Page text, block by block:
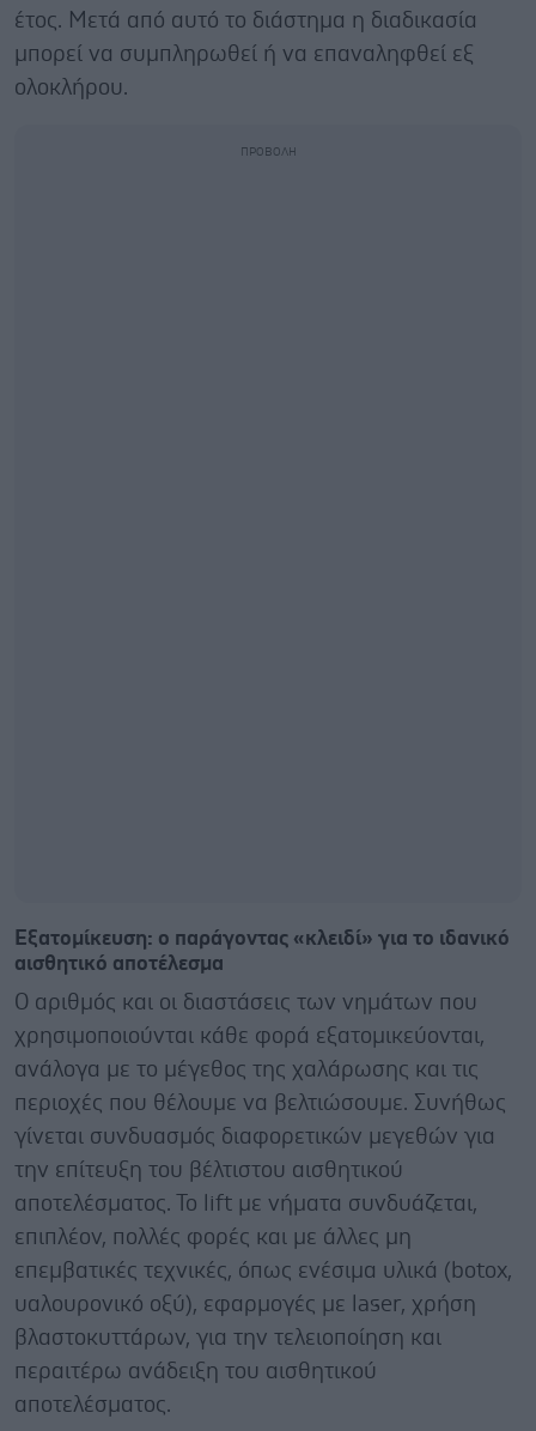
έτος. Μετά από αυτό το διάστημα η διαδικασία
μπορεί να συμπληρωθεί ή να επαναληφθεί εξ
ολοκλήρου.
Εξατομίκευση: ο παράγοντας «κλειδί» για το ιδανικό
αισθητικό αποτέλεσμα
Ο αριθμός και οι διαστάσεις των νημάτων που
χρησιμοποιούνται κάθε φορά εξατομικεύονται,
ανάλογα με το μέγεθος της χαλάρωσης και τις
περιοχές που θέλουμε να βελτιώσουμε. Συνήθως
γίνεται συνδυασμός διαφορετικών μεγεθών για
την επίτευξη του βέλτιστου αισθητικού
αποτελέσματος. Το lift με νήματα συνδυάζεται,
επιπλέον, πολλές φορές και με άλλες μη
επεμβατικές τεχνικές, όπως ενέσιμα υλικά (botox,
υαλουρονικό οξύ), εφαρμογές με laser, χρήση
βλαστοκυττάρων, για την τελειοποίηση και
περαιτέρω ανάδειξη του αισθητικού
αποτελέσματος.